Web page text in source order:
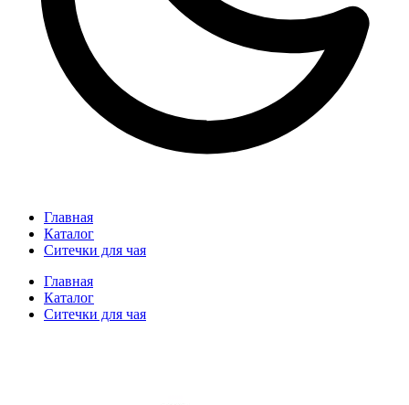
Главная
Каталог
Ситечки для чая
Главная
Каталог
Ситечки для чая